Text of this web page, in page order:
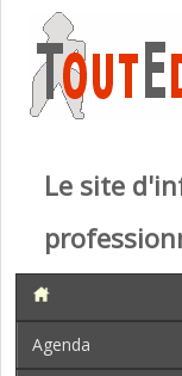
Le site
Agenda